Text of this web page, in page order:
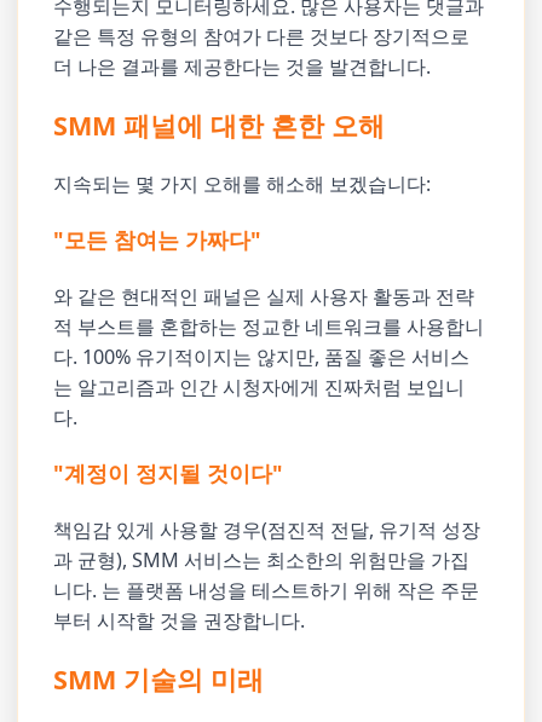
수행되는지 모니터링하세요. 많은 사용자는 댓글과
같은 특정 유형의 참여가 다른 것보다 장기적으로
더 나은 결과를 제공한다는 것을 발견합니다.
SMM 패널에 대한 흔한 오해
지속되는 몇 가지 오해를 해소해 보겠습니다:
"모든 참여는 가짜다"
와 같은 현대적인 패널은 실제 사용자 활동과 전략
적 부스트를 혼합하는 정교한 네트워크를 사용합니
다. 100% 유기적이지는 않지만, 품질 좋은 서비스
는 알고리즘과 인간 시청자에게 진짜처럼 보입니
다.
"계정이 정지될 것이다"
책임감 있게 사용할 경우(점진적 전달, 유기적 성장
과 균형), SMM 서비스는 최소한의 위험만을 가집
니다. 는 플랫폼 내성을 테스트하기 위해 작은 주문
부터 시작할 것을 권장합니다.
SMM 기술의 미래